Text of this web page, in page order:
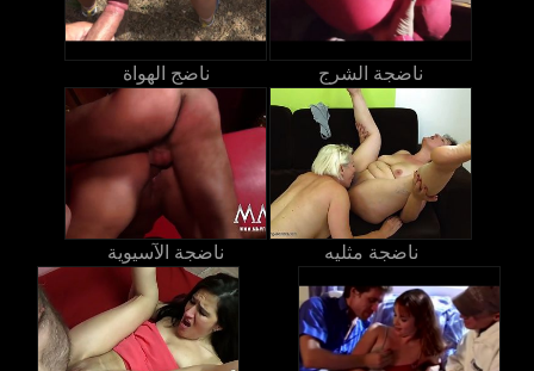
ناضج الهواة ناضجة الشرج
ناضجة الآسيوية ناضجة مثليه